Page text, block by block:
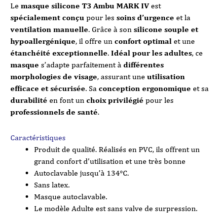
Le masque silicone T3 Ambu MARK IVest
spécialement conçu pour les soins d’urgence et la
ventilation manuelle. Grâce à son silicone souple et
hypoallergénique, il offre un confort optimal et une
étanchéité exceptionnelle. Idéal pour les adultes, ce
masque s’adapte parfaitement à différentes
morphologies de visage, assurant une utilisation
efficace et sécurisée. Sa conception ergonomique et sa
durabilité en font un choix privilégié pour les
professionnels de santé.
Caractéristiques
Produit de qualité. Réalisés en PVC, ils offrent un
grand confort d’utilisation et une très bonne
Autoclavable jusqu’à 134°C.
Sans latex.
Masque autoclavable.
Le modèle Adulte est sans valve de surpression.